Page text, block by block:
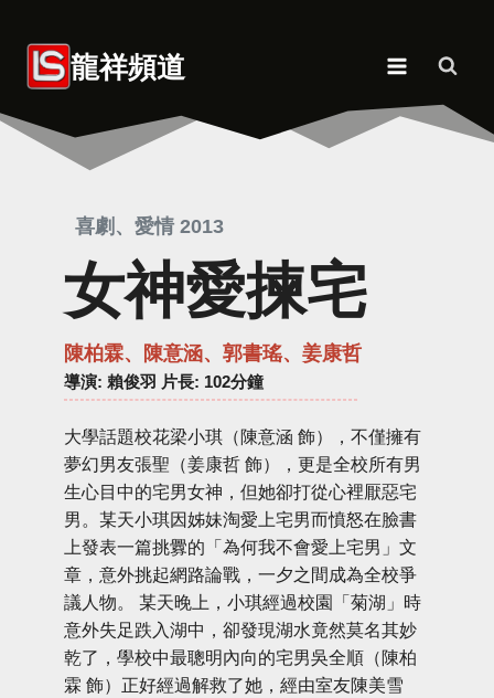
content 龍祥頻道
喜劇、愛情 2013
女神愛揀宅
陳柏霖、陳意涵、郭書瑤、姜康哲
導演: 賴俊羽 片長: 102分鐘
大學話題校花梁小琪（陳意涵 飾），不僅擁有
夢幻男友張聖（姜康哲 飾），更是全校所有男
生心目中的宅男女神，但她卻打從心裡厭惡宅
男。某天小琪因姊妹淘愛上宅男而憤怒在臉書
上發表一篇挑釁的「為何我不會愛上宅男」文
章，意外挑起網路論戰，一夕之間成為全校爭
議人物。 某天晚上，小琪經過校園「菊湖」時
意外失足跌入湖中，卻發現湖水竟然莫名其妙
乾了，學校中最聰明內向的宅男吳全順（陳柏
霖 飾）正好經過解救了她，經由室友陳美雪